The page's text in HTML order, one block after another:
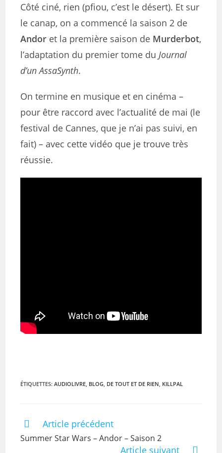
Côté ciné, rien (pfiou, c’est le désert). Et sur
le canap, on a commencé la saison 2 de
Andor et la première saison de Murderbot,
l’adaptation du premier tome du Journal
d’un AssaSynth.
On termine en musique et en cinéma –
pour être raccord avec l’actualité de mai (le
festival de Cannes, que je n’ai pas suivi, en
fait) – avec cette vidéo que je trouve très
réussie.
ÉTIQUETTES:AUDIOLIVRE BLOG DE TOUT ET DE RIEN KILLPAL
Article précédent
Summer Star Wars – Andor – Saison 2
Article suivant